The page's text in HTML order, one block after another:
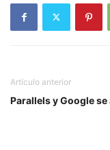
Artículo anterior
Parallels y Google se